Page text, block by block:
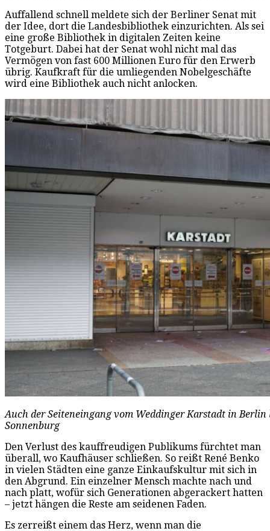
Auffallend schnell meldete sich der Berliner Senat mit
der Idee, dort die Landesbibliothek einzurichten. Als sei
eine große Bibliothek in digitalen Zeiten keine
Totgeburt. Dabei hat der Senat wohl nicht mal das
Vermögen von fast 600 Millionen Euro für den Erwerb
übrig. Kaufkraft für die umliegenden Nobelgeschäfte
wird eine Bibliothek auch nicht anlocken.
Auch der Seiteneingang vom Weddinger Karstadt in
Sonnenburg
Den Verlust des kauffreudigen Publikums fürchtet man
überall, wo Kaufhäuser schließen. So reißt René Benko
in vielen Städten eine ganze Einkaufskultur mit sich in
den Abgrund. Ein einzelner Mensch machte nach und
nach platt, wofür sich Generationen abgerackert hatten
– jetzt hängen die Reste am seidenen Faden.
Es zerreißt einem das Herz, wenn man die